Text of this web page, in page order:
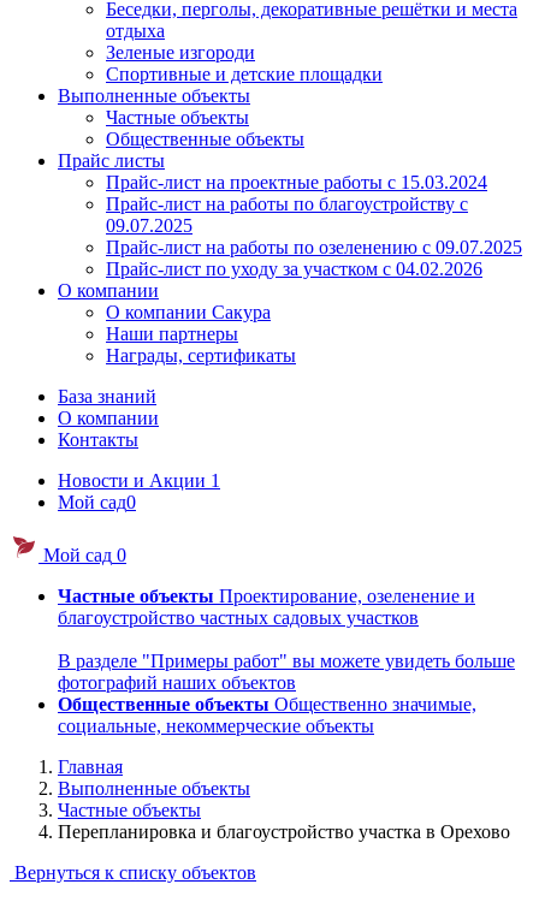
Беседки, перголы, декоративные решётки и места
отдыха
Зеленые изгороди
Спортивные и детские площадки
Выполненные объекты
Частные объекты
Общественные объекты
Прайс листы
Прайс-лист на проектные работы c 15.03.2024
Прайс-лист на работы по благоустройству с
09.07.2025
Прайс-лист на работы по озеленению с 09.07.2025
Прайс-лист по уходу за участком c 04.02.2026
О компании
О компании Сакура
Наши партнеры
Награды, сертификаты
База знаний
О компании
Контакты
Новости и Акции 1
Мой сад0
Мой сад 0
Частные объекты Проектирование, озеленение и
благоустройство частных садовых участков
В разделе "Примеры работ" вы можете увидеть больше
фотографий наших объектов
Общественные объекты Общественно значимые,
социальные, некоммерческие объекты
Главная
Выполненные объекты
Частные объекты
Перепланировка и благоустройство участка в Орехово
Вернуться к списку объектов